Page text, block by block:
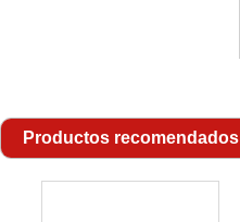
Productos recomendados